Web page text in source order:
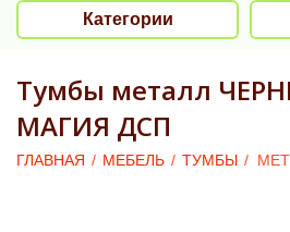
Категории
Тумбы металл
МАГИЯ ДСП
ГЛАВНАЯ / МЕБЕЛЬ / ТУМБЫ /